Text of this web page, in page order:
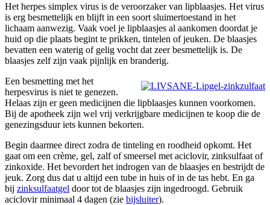
Het herpes simplex virus is de veroorzaker van lipblaasjes. Het virus
is erg besmettelijk en blijft in een soort sluimertoestand in het
lichaam aanwezig. Vaak voel je lipblaasjes al aankomen doordat je
huid op die plaats begint te prikken, tintelen of jeuken. De blaasjes
bevatten een waterig of gelig vocht dat zeer besmettelijk is. De
blaasjes zelf zijn vaak pijnlijk en branderig.
Een besmetting met het
herpesvirus is niet te genezen.
Helaas zijn er geen medicijnen die lipblaasjes kunnen voorkomen.
Bij de apotheek zijn wel vrij verkrijgbare medicijnen te koop die de
genezingsduur iets kunnen bekorten.
Begin daarmee direct zodra de tinteling en roodheid opkomt. Het
gaat om een crème, gel, zalf of smeersel met aciclovir, zinksulfaat of
zinkoxide. Het bevordert het indrogen van de blaasjes en bestrijdt de
jeuk. Zorg dus dat u altijd een tube in huis of in de tas hebt. En ga
bij zinksulfaatgel door tot de blaasjes zijn ingedroogd. Gebruik
aciclovir minimaal 4 dagen (zie bijsluiter).